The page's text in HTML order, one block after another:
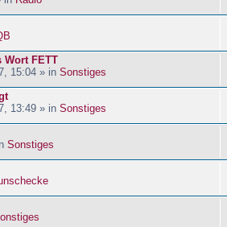
Wort FETT
15:04 » in Sonstiges
13:49 » in Sonstiges
Sonstiges